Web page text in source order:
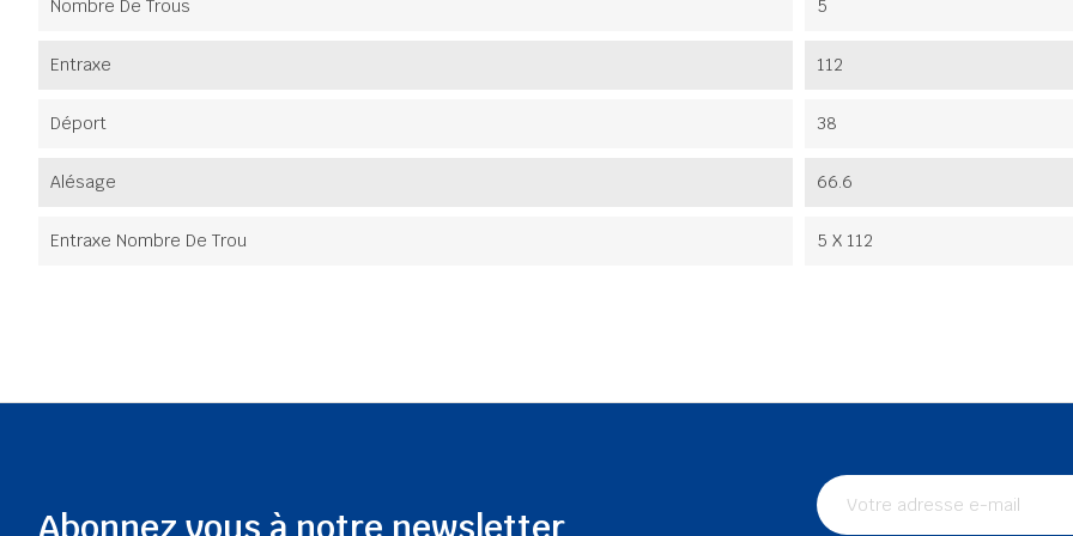
Nombre De Trous 5
Entraxe 112
Déport 38
Alésage 66.6
Entraxe Nombre De Trou 5 X 112
Abonnez vous à notre newsletter